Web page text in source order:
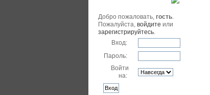
Добро пожаловать,гость.
Пожалуйста,войдите или
зарегистрируйтесь.
Вход:
Пароль:
Войти
на: